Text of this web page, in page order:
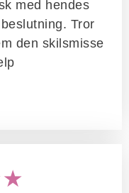
med hendes
Tror
den skilsmisse